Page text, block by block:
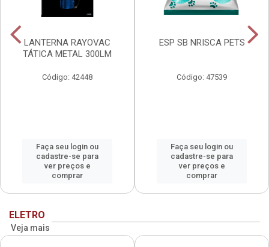
LANTERNA RAYOVAC
TÁTICA METAL 300LM
Código: 42448
Faça seu login ou
cadastre-se para
ver preços e
comprar
ESP SB NRISCA PETS
Código: 47539
Faça seu login ou
cadastre-se para
ver preços e
comprar
ELETRO
Veja mais